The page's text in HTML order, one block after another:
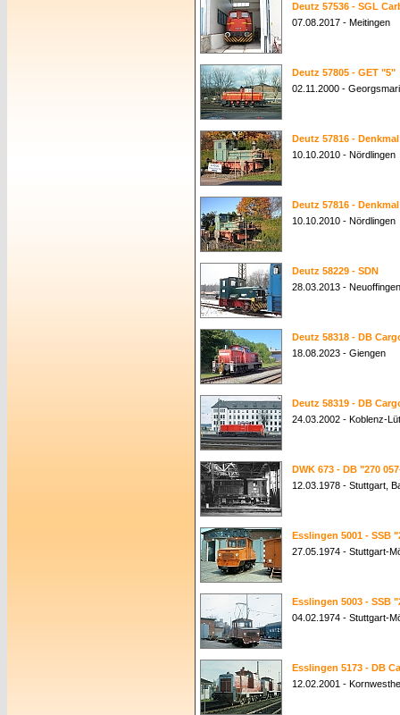
Deutz 57536 - SGL
07.08.2017 - Meitingen
Deutz 57805 - GET "5"
02.11.2000 -
Deutz 57816 - Denkmal
10.10.2010 - Nördlingen
Deutz 57816 - Denkmal
10.10.2010 - Nördlingen
Deutz 58229 - SDN
28.03.2013 - Neuoffingen
Deutz 58318 - DB
18.08.2023 - Giengen
Deutz 58319 - DB
24.03.2002 - Koblenz-
DWK 673 - DB "270
12.03.1978 - Stuttgart,
Esslingen 5001 - SSB
27.05.1974 - Stuttgart-
Esslingen 5003 - SSB
04.02.1974 - Stuttgart-
Esslingen 5173 - DB
12.02.2001 -